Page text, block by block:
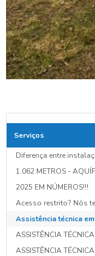
Serviços
Diferença entre
1.062 METROS -
2025 EM NÚMEROS!!!
Acesso restrito? Nós
Assistência técnica
ASSISTÊNCIA
ASSISTÊNCIA